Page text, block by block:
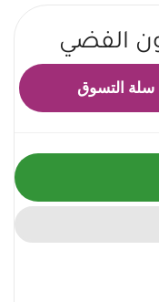
الفضي
التسوق